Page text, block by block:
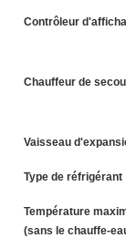
Contrôleur
Chauffeur de
Vaisseau
Type de réfrigérant
Température
(sans le chauffe-